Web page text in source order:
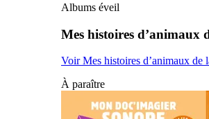
Albums éveil
Mes histoires d’animaux
Voir Mes histoires d’animaux de
À paraître